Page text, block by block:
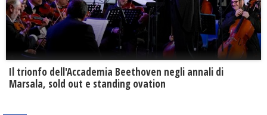
Il trionfo dell'Accademia Beethoven negli annali di
Marsala, sold out e standing ovation